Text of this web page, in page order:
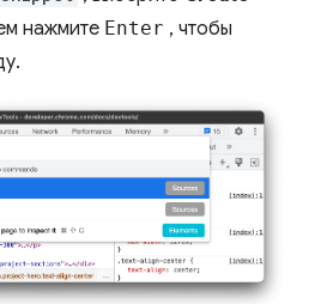
нажмите Enter , чтобы